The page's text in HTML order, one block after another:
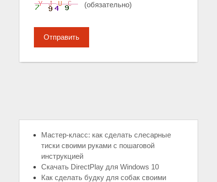
(обязательно)
Отправить
Мастер-класс: как сделать слесарные
тиски своими руками с пошаговой
инструкцией
Скачать DirectPlay для Windows 10
Как сделать будку для собак своими